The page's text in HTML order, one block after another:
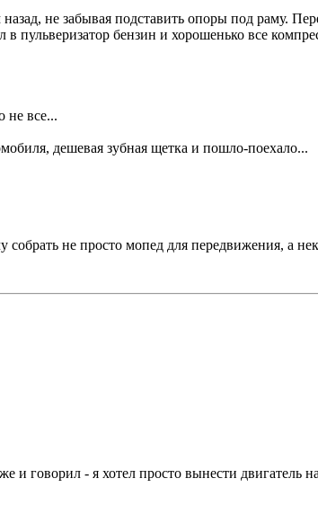
не забывая подставить опоры под раму.
в пульверизатор бензин и хорошенько все
не все...
дешевая зубная щетка и пошло-поехало...
собрать не просто мопед для передвижения,
и говорил - я хотел просто вынести